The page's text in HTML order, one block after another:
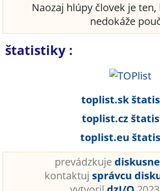
Naozaj hlúpy človek je
nedokáže
štatistiky :
toplist.sk
toplist.cz
toplist.eu
prevádzkuje
kontaktuj správcu